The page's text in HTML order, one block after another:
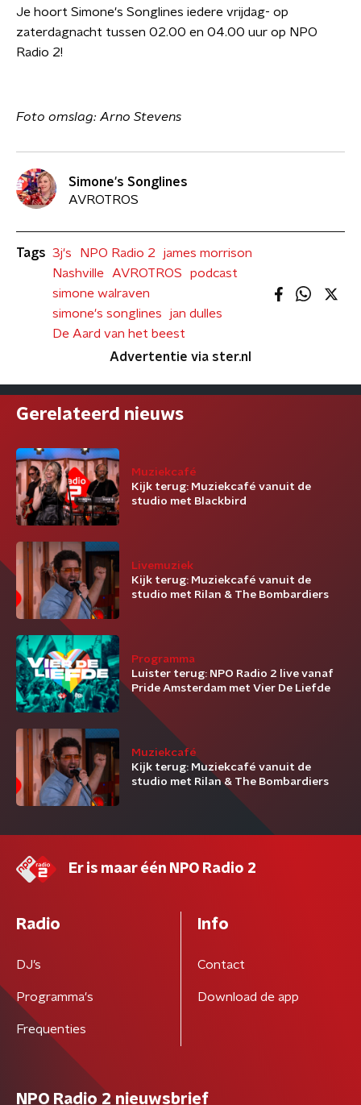
Je hoort Simone's Songlines iedere vrijdag- op
zaterdagnacht tussen 02.00 en 04.00 uur op NPO
Radio 2!
Foto omslag: Arno Stevens
Simone's Songlines
AVROTROS
Tags 3j's NPO Radio 2
james morrison
Nashville
AVROTROS
podcast
simone walraven
simone's songlines
jan dulles
De Aard van het beest
Advertentie via ster.nl
Gerelateerd nieuws
Muziekcafé
Kijk terug: Muziekcafé vanuit de
studio met Blackbird
Livemuziek
Kijk terug: Muziekcafé vanuit de
studio met Rilan & The Bombardiers
Programma
Luister terug: NPO Radio 2 live vanaf
Pride Amsterdam met Vier De Liefde
Muziekcafé
Kijk terug: Muziekcafé vanuit de
studio met Rilan & The Bombardiers
Er is maar één NPO Radio 2
Radio
DJ’s
Programma's
Frequenties
Info
Contact
Download de app
NPO Radio 2 nieuwsbrief